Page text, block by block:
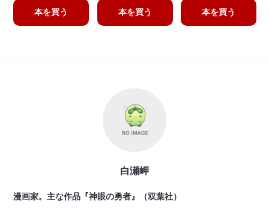
本を買う 本を買う 本を買う
白瀬岬
漫画家。主な作品『神眼の勇者』（双葉社）